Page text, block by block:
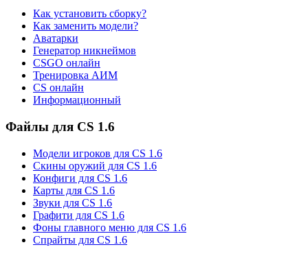
Как установить сборку?
Как заменить модели?
Аватарки
Генератор никнеймов
CSGO онлайн
Тренировка АИМ
CS онлайн
Информационный
Файлы для CS 1.6
Модели игроков для CS 1.6
Скины оружий для CS 1.6
Конфиги для CS 1.6
Карты для CS 1.6
Звуки для CS 1.6
Графити для CS 1.6
Фоны главного меню для CS 1.6
Спрайты для CS 1.6